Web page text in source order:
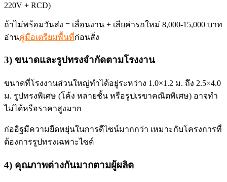
220V + RCD)
ถ้าไม่พร้อมวันส่ง = เลื่อนงาน + เสียค่ารถใหม่ 8,000-15,000 บาท
อ่านคู่มือเตรียมพื้นที่ก่อนสั่ง
3) ขนาดและรูปทรงจำกัดตามโรงงาน
ขนาดที่โรงงานส่วนใหญ่ทำได้อยู่ระหว่าง 1.0×1.2 ม. ถึง 2.5×4.0
ม. รูปทรงพิเศษ (โค้ง หลายชั้น หรือรูปเรขาคณิตพิเศษ) อาจทำ
ไม่ได้หรือราคาสูงมาก
ก่ออิฐมีความยืดหยุ่นในการดีไซน์มากกว่า เหมาะกับโครงการที่
ต้องการรูปทรงเฉพาะไซต์
4) คุณภาพต่างกันมากตามผู้ผลิต